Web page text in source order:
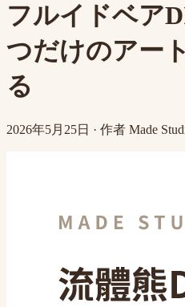
フルイドベア
つだけのアー
る
2026年5月25日 · 作者 Made